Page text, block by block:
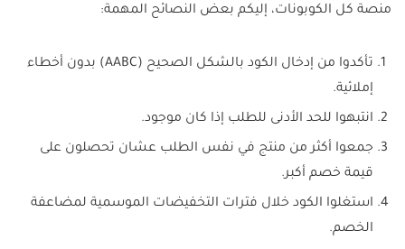
منصة كل الكوبونات، إليكم بعض النصائح المهمة:
تأكدوا من إدخال الكود بالشكل الصحيح (AABC) بدون أخطاء
إملائية.
انتبهوا للحد الأدنى للطلب إذا كان موجود.
جمعوا أكثر من منتج في نفس الطلب عشان تحصلون على
قيمة خصم أكبر.
استغلوا الكود خلال فترات التخفيضات الموسمية لمضاعفة
الخصم.